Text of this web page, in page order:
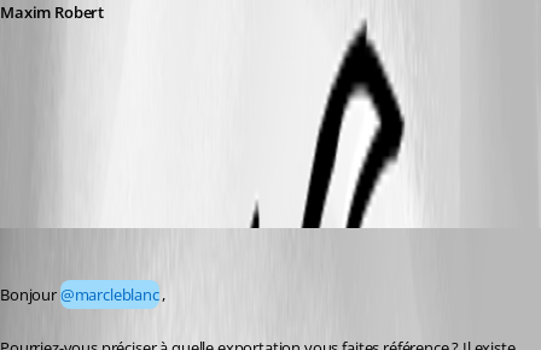
Maxim Robert
Bonjour @marcleblanc,